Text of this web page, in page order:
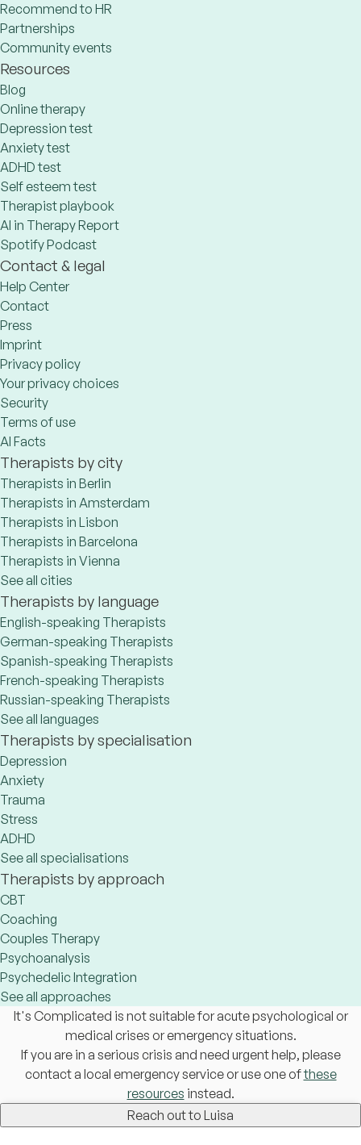
Recommend to HR
Partnerships
Community events
Resources
Blog
Online therapy
Depression test
Anxiety test
ADHD test
Self esteem test
Therapist playbook
AI in Therapy Report
Spotify Podcast
Contact & legal
Help Center
Contact
Press
Imprint
Privacy policy
Your privacy choices
Security
Terms of use
AI Facts
Therapists by city
Therapists in Berlin
Therapists in Amsterdam
Therapists in Lisbon
Therapists in Barcelona
Therapists in Vienna
See all cities
Therapists by language
English-speaking Therapists
German-speaking Therapists
Spanish-speaking Therapists
French-speaking Therapists
Russian-speaking Therapists
See all languages
Therapists by specialisation
Depression
Anxiety
Trauma
Stress
ADHD
See all specialisations
Therapists by approach
CBT
Coaching
Couples Therapy
Psychoanalysis
Psychedelic Integration
See all approaches
It's Complicated is not suitable for acute psychological or
medical crises or emergency situations.
If you are in a serious crisis and need urgent help, please
contact a local emergency service or use one ofthese
resources instead.
Reach out to Luisa